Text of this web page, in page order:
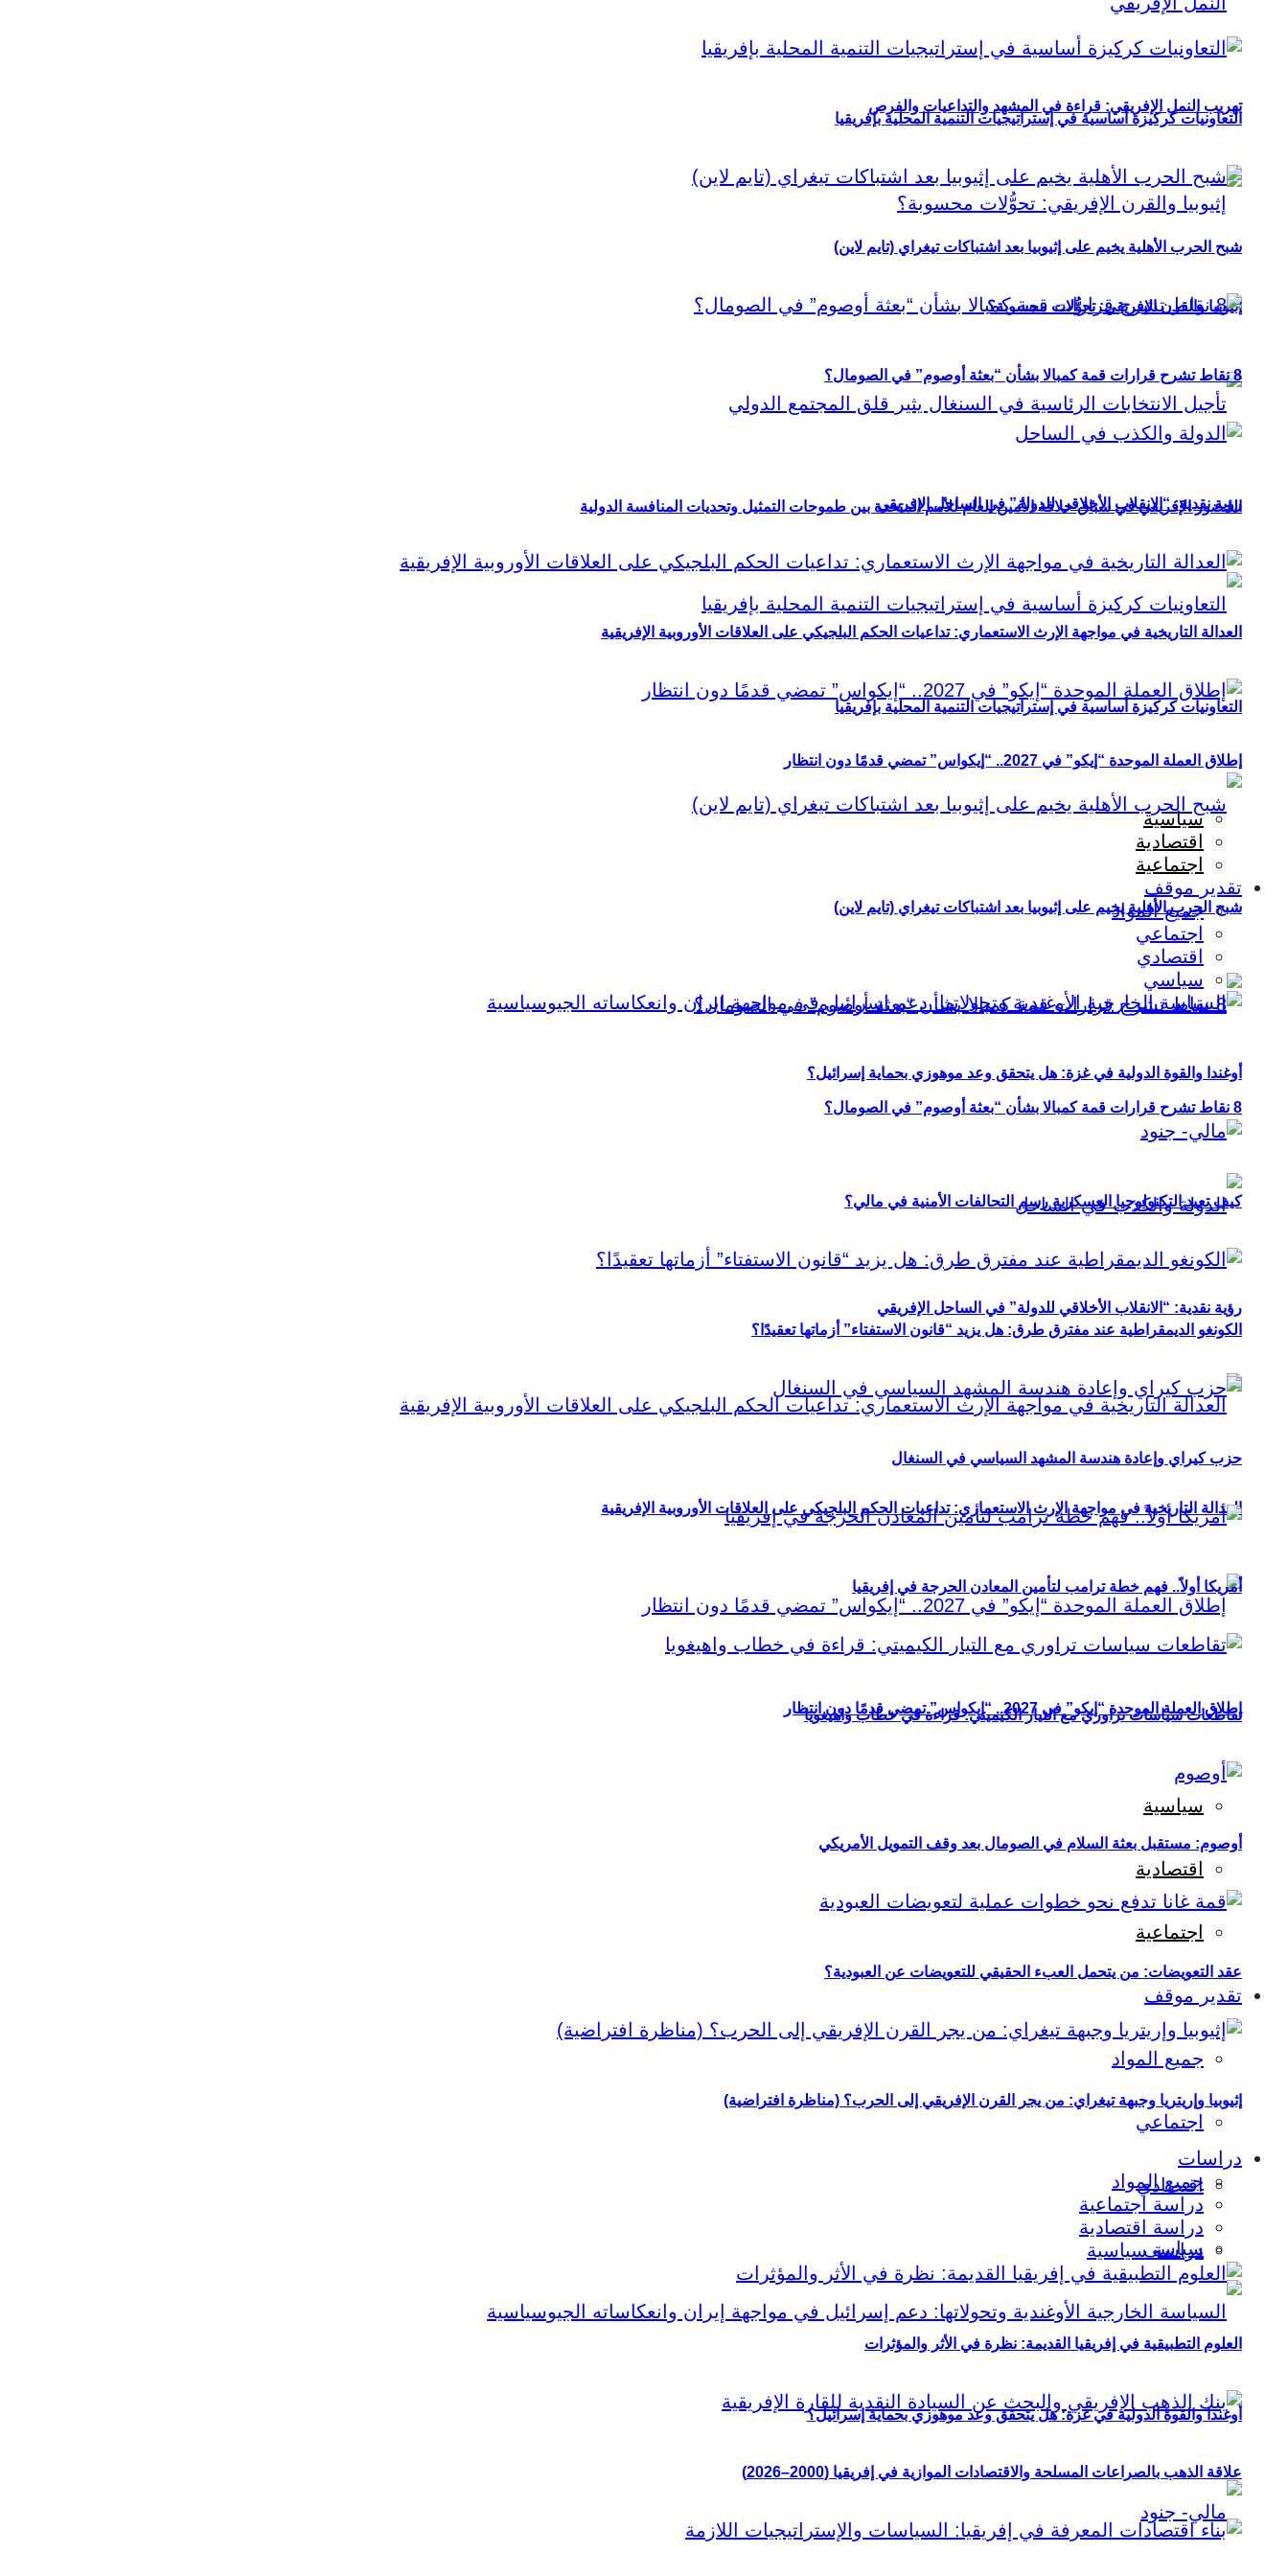
تهريب النمل الإفريقي: قراءة في المشهد والتداعيات والفرص
إثيوبيا والقرن الإفريقي: تحوُّلات محسوبة؟
الحضور الإفريقي في سباق خلافة الأمين العام للأمم المتحدة بين طموحات التمثيل وتحديات المنافسة الدولية
التعاونيات كركيزة أساسية في إستراتيجيات التنمية المحلية بإفريقيا
شبح الحرب الأهلية يخيم على إثيوبيا بعد اشتباكات تيغراي (تايم لاين)
8 نقاط تشرح قرارات قمة كمبالا بشأن “بعثة أوصوم” في الصومال؟
رؤية نقدية: “الانقلاب الأخلاقي للدولة” في الساحل الإفريقي
العدالة التاريخية في مواجهة الإرث الاستعماري: تداعيات الحكم البلجيكي على العلاقات الأوروبية الإفريقية
إطلاق العملة الموحدة “إيكو” في 2027.. “إيكواس” تمضي قدمًا دون انتظار
سياسية
اقتصادية
اجتماعية
تقدير موقف
جميع المواد
اجتماعي
اقتصادي
سياسي
أوغندا والقوة الدولية في غزة: هل يتحقق وعد موهوزي بحماية إسرائيل؟
التعاونيات كركيزة أساسية في إستراتيجيات التنمية المحلية بإفريقيا
شبح الحرب الأهلية يخيم على إثيوبيا بعد اشتباكات تيغراي (تايم لاين)
8 نقاط تشرح قرارات قمة كمبالا بشأن “بعثة أوصوم” في الصومال؟
رؤية نقدية: “الانقلاب الأخلاقي للدولة” في الساحل الإفريقي
العدالة التاريخية في مواجهة الإرث الاستعماري: تداعيات الحكم البلجيكي على العلاقات الأوروبية الإفريقية
إطلاق العملة الموحدة “إيكو” في 2027.. “إيكواس” تمضي قدمًا دون انتظار
سياسية
اقتصادية
اجتماعية
تقدير موقف
جميع المواد
اجتماعي
اقتصادي
سياسي
أوغندا والقوة الدولية في غزة: هل يتحقق وعد موهوزي بحماية إسرائيل؟
كيف تعيد التكنولوجيا العسكرية رسم التحالفات الأمنية في مالي؟
الكونغو الديمقراطية عند مفترق طرق: هل يزيد “قانون الاستفتاء” أزماتها تعقيدًا؟
حزب كيراي وإعادة هندسة المشهد السياسي في السنغال
أمريكا أولاً.. فهم خطة ترامب لتأمين المعادن الحرجة في إفريقيا
تقاطعات سياسات تراوري مع التيار الكيميتي: قراءة في خطاب واهيغويا
أوصوم: مستقبل بعثة السلام في الصومال بعد وقف التمويل الأمريكي
عقد التعويضات: من يتحمل العبء الحقيقي للتعويضات عن العبودية؟
إثيوبيا وإريتريا وجبهة تيغراي: من يجر القرن الإفريقي إلى الحرب؟ (مناظرة افتراضية)
دراسات
جميع المواد
دراسة اجتماعية
دراسة اقتصادية
دراسة سياسية
العلوم التطبيقية في إفريقيا القديمة: نظرة في الأثر والمؤثرات
علاقة الذهب بالصراعات المسلحة والاقتصادات الموازية في إفريقيا (2000–2026)